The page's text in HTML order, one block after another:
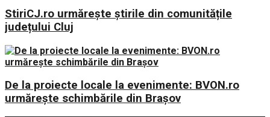
StiriCJ.ro urmărește știrile din comunitățile
județului Cluj
De la proiecte locale la evenimente: BVON.ro
urmărește schimbările din Brașov